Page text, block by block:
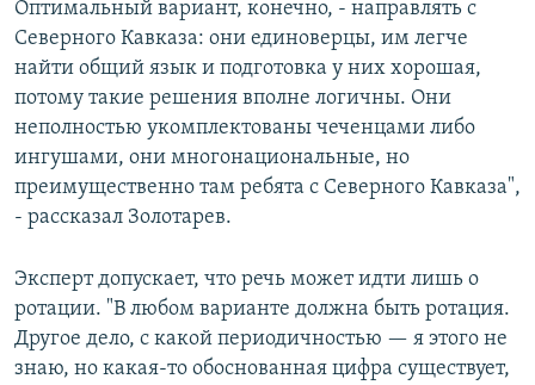
Оптимальный вариант, конечно, - направлять с
Северного Кавказа: они единоверцы, им легче
найти общий язык и подготовка у них хорошая,
потому такие решения вполне логичны. Они
неполностью укомплектованы чеченцами либо
ингушами, они многонациональные, но
преимущественно там ребята с Северного Кавказа",
- рассказал Золотарев.
Эксперт допускает, что речь может идти лишь о
ротации. "В любом варианте должна быть ротация.
Другое дело, с какой периодичностью — я этого не
знаю, но какая-то обоснованная цифра существует,